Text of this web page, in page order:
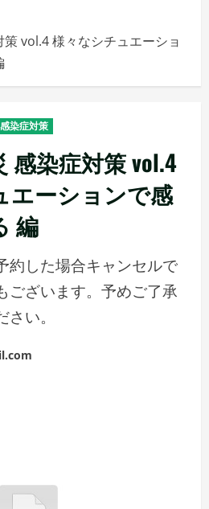
vol.4 様々なシチュエーショ
染症対策
感染症対策 vol.4
エーションで感
編
約した場合キャンセルで
ございます。予めご了承
い。